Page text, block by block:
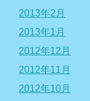
2013年2月
2013年1月
2012年12月
2012年11月
2012年10月